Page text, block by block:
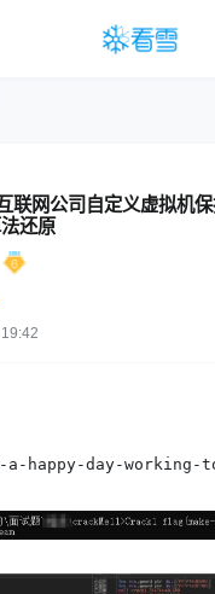
联网公司自定义虚拟机
还原
a-happy-day-working-